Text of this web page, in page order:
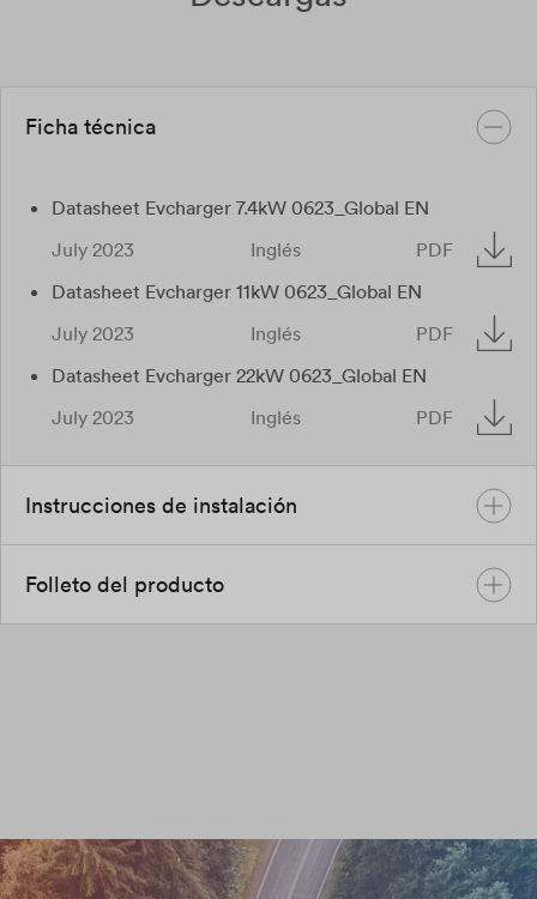
Ficha técnica
Datasheet Evcharger 7.4kW 0623_Global EN
July 2023
Inglés
PDF
Datasheet Evcharger 11kW 0623_Global EN
July 2023
Inglés
PDF
Datasheet Evcharger 22kW 0623_Global EN
July 2023
Inglés PDF
Instrucciones de instalación
SOL APOLLO Series 7.4-22K Quick Installation Guide
July 2023
Inglés PDF
Folleto del producto